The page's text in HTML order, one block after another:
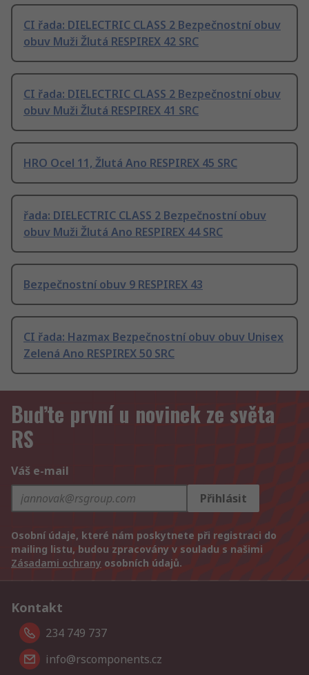
CI řada: DIELECTRIC CLASS 2 Bezpečnostní obuv
obuv Muži Žlutá RESPIREX 42 SRC
CI řada: DIELECTRIC CLASS 2 Bezpečnostní obuv
obuv Muži Žlutá RESPIREX 41 SRC
HRO Ocel 11, Žlutá Ano RESPIREX 45 SRC
řada: DIELECTRIC CLASS 2 Bezpečnostní obuv
obuv Muži Žlutá Ano RESPIREX 44 SRC
Bezpečnostní obuv 9 RESPIREX 43
CI řada: Hazmax Bezpečnostní obuv obuv Unisex
Zelená Ano RESPIREX 50 SRC
Buďte první u novinek ze světa
RS
Váš e-mail
Přihlásit
Osobní údaje, které nám poskytnete při registraci do
mailing listu, budou zpracovány v souladu s našimi
Zásadami ochrany osobních údajů.
Kontakt
234 749 737
info@rscomponents.cz